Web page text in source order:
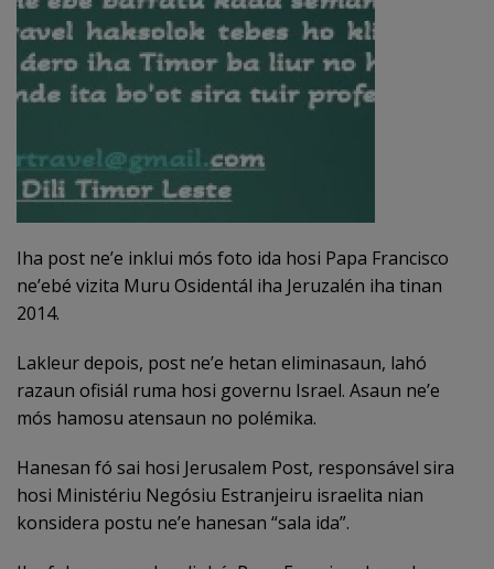
Iha post ne’e inklui mós foto ida hosi Papa Francisco
ne’ebé vizita Muru Osidentál iha Jeruzalén iha tinan
2014.
Lakleur depois, post ne’e hetan eliminasaun, lahó
razaun ofisiál ruma hosi governu Israel. Asaun ne’e
mós hamosu atensaun no polémika.
Hanesan fó sai hosi Jerusalem Post, responsável sira
hosi Ministériu Negósiu Estranjeiru israelita nian
konsidera postu ne’e hanesan “sala ida”.